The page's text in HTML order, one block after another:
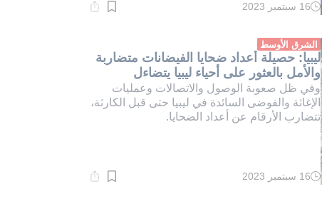
وقت
دقيقة.
16 سبتمبر 2023
الشرق الأوسط
ليبيا: حصيلة أعداد ضحايا الفيضانات متضاربة
والأمل بالعثور على أحياء ليبيا يتضاءل
وفي ظل صعوبة الوصول والاتصالات وعمليات
الإغاثة والفوضى السائدة في ليبيا حتى قبل الكارثة،
تتضارب الأرقام عن أعداد الضحايا.
وقت
16 سبتمبر 2023